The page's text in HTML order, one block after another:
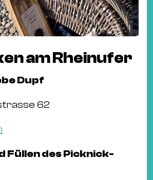
am Rheinufer
Dupf
62
Füllen des Picknick-